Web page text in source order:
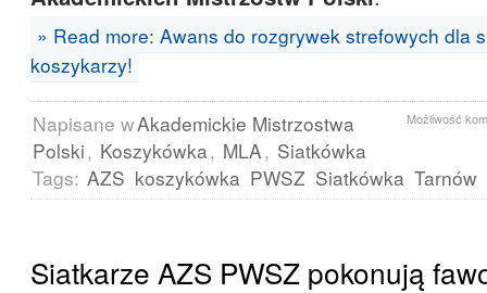
» Read more: Awans do rozgrywek strefowych dla
koszykarzy!
Możliwość
Napisane wAkademickie Mistrzostwa
Polski, Koszykówka, MLA, Siatkówka
Tags: AZS koszykówka PWSZ Siatkówka Tarnów
Siatkarze AZS PWSZ pokonują